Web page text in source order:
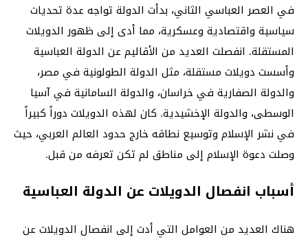
في العصر العباسي الثاني، بدأت الدولة تواجه عدة تحديات
سياسية واقتصادية وعسكرية، مما أدى إلى ظهور الدويلات
المستقلة. انفصلت العديد من الأقاليم عن الدولة العباسية
وأسست دويلات مستقلة، مثل الدولة الطولونية في مصر،
والدولة الصفارية في خراسان، والدولة السامانية في آسيا
الوسطى، والدولة الإخشيدية. كان لهذه الدويلات دوراً كبيراً
في نشر الإسلام وتوسيع نطاقه خارج حدود العالم العربي، حيث
وصلت دعوة الإسلام إلى مناطق لم تكن تعرفه من قبل.
أسباب انفصال الدويلات عن الدولة العباسية
هناك العديد من العوامل التي أدت إلى انفصال الدويلات عن